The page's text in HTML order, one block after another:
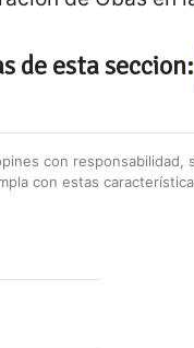
de esta seccion:
con responsabilidad,
con estas